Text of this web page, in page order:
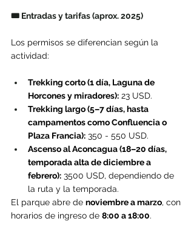
🎟️ Entradas y tarifas (aprox. 2025)
Los permisos se diferencian según la
actividad:
Trekking corto (1 día, Laguna de
Horcones y miradores): 23 USD.
Trekking largo (5–7 días, hasta
campamentos como Confluencia o
Plaza Francia): 350 - 550 USD.
Ascenso al Aconcagua (18–20 días,
temporada alta de diciembre a
febrero): 3500 USD, dependiendo de
la ruta y la temporada.
El parque abre de noviembre a marzo, con
horarios de ingreso de 8:00 a 18:00.